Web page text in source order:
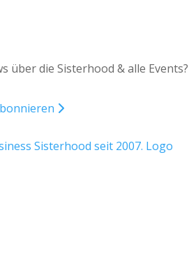
über die Sisterhood & alle Events?